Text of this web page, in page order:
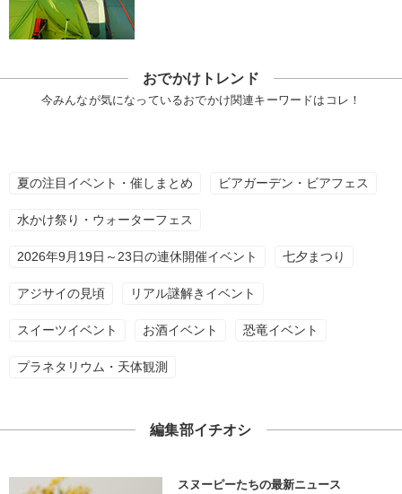
おでかけトレンド
今みんなが気になっているおでかけ関連キーワードはコレ！
夏の注目イベント・催しまとめ ビアガーデン・ビアフェス
水かけ祭り・ウォーターフェス
2026年9月19日～23日の連休開催イベント 七夕まつり
アジサイの見頃 リアル謎解きイベント
スイーツイベント お酒イベント 恐竜イベント
プラネタリウム・天体観測
編集部イチオシ
スヌーピーたちの最新ニュース